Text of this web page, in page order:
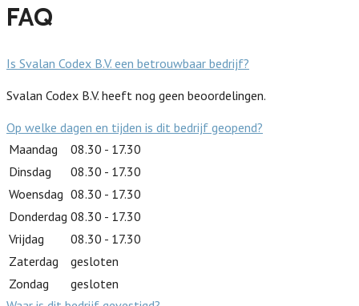
FAQ
Is Svalan Codex B.V. een betrouwbaar bedrijf?
Svalan Codex B.V. heeft nog geen beoordelingen.
Op welke dagen en tijden is dit bedrijf geopend?
Maandag
08.30 - 17.30
Dinsdag
08.30 - 17.30
Woensdag 08.30 - 17.30
Donderdag 08.30 - 17.30
Vrijdag
08.30 - 17.30
Zaterdag
gesloten
Zondag
gesloten